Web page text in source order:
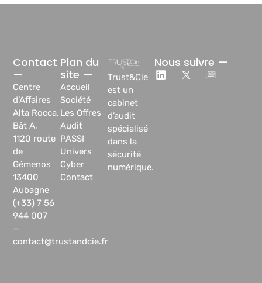
Trust&Cie
est un
cabinet
d’audit
spécialisé
dans la
sécurité
numérique.
Plan du
site —
Accueil
Société
Les Offres
Audit
PASSI
Univers
Cyber
Contact
Contact
—
Centre
d’Affaires
Alta Rocca,
Bât A,
1120 route
de
Gémenos
13400
Aubagne
(+33) 7 56
944 007
—
contact@trustandcie.fr
Nous suivre —